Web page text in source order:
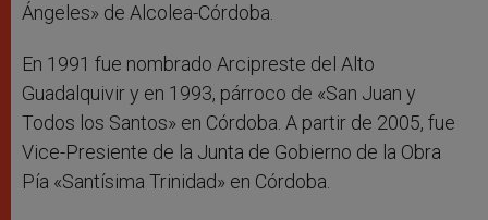
Ángeles» de Alcolea-Córdoba.
En 1991 fue nombrado Arcipreste del Alto
Guadalquivir y en 1993, párroco de «San Juan y
Todos los Santos» en Córdoba. A partir de 2005, fue
Vice-Presiente de la Junta de Gobierno de la Obra
Pía «Santísima Trinidad» en Córdoba.